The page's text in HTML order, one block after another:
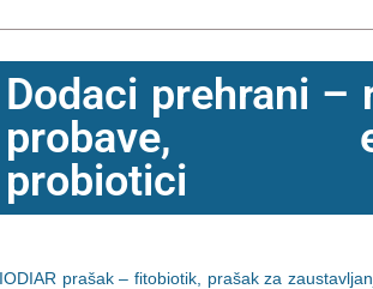
Dodaci prehrani –
probave,
probiotici
prašak – fitobiotik, prašak za